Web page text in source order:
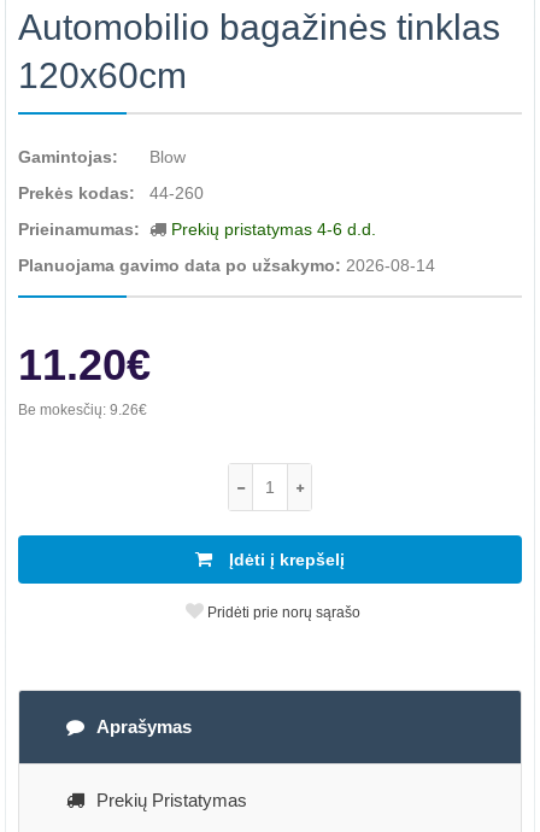
Automobilio bagažinės tinklas
120x60cm
Gamintojas:
Blow
Prekės kodas:
44-260
Prieinamumas:
Prekių pristatymas 4-6 d.d.
Planuojama gavimo data po užsakymo: 2026-08-14
11.20€
Be mokesčių: 9.26€
Įdėti į krepšelį
Pridėti prie norų sąrašo
Aprašymas
Prekių Pristatymas